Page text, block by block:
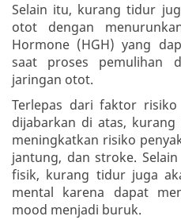
Selain itu, kurang tidur
otot dengan
Hormone (HGH) yang
saat proses pemulihan
jaringan otot.
Terlepas dari faktor
dijabarkan di atas,
meningkatkan risiko
jantung, dan stroke.
fisik, kurang tidur juga
mental karena dapat
mood menjadi buruk.